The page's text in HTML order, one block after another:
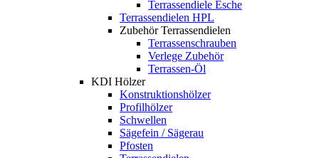
Terrassendiele Esche
Terrassendielen HPL
Zubehör Terrassendielen
Terrassenschrauben
Verlege Zubehör
Terrassen-Öl
KDI Hölzer
Konstruktionshölzer
Profilhölzer
Schwellen
Sägefein / Sägerau
Pfosten